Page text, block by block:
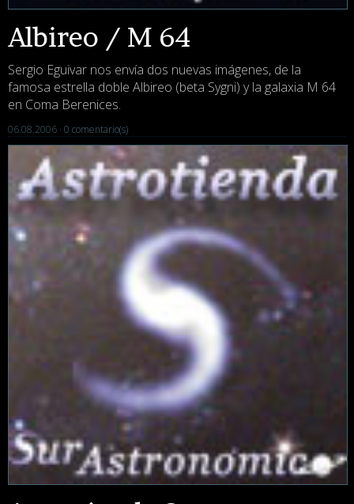
Albireo / M 64
Sergio Eguivar nos envía dos nuevas imágenes, de la
famosa estrella doble Albireo (beta Sygni) y la galaxia M 64
en Coma Berenices.
06.08.2006 · 0 comentario(s)